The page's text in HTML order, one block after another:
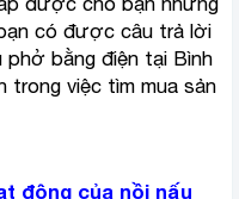
có được câu trả lời
phở bằng điện tại Bình
trong việc tìm mua sản
động của nồi nấu